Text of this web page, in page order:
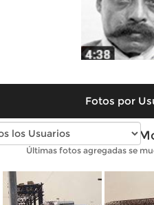
Fotos por
Fotos antiguas de
Últimas fotos agregadas se